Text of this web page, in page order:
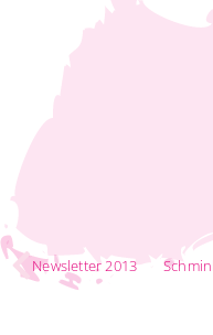
Newsletter 2013